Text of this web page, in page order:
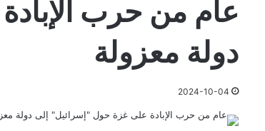
عام من حرب
دولة معزولة
2024-10-04